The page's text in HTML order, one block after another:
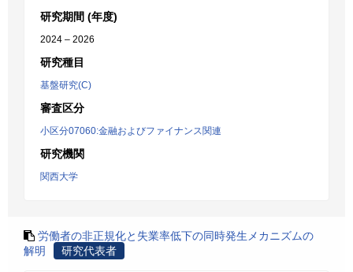
研究期間 (年度)
2024 – 2026
研究種目
基盤研究(C)
審査区分
小区分07060:金融およびファイナンス関連
研究機関
関西大学
労働者の非正規化と失業率低下の同時発生メカニズムの
解明
研究代表者